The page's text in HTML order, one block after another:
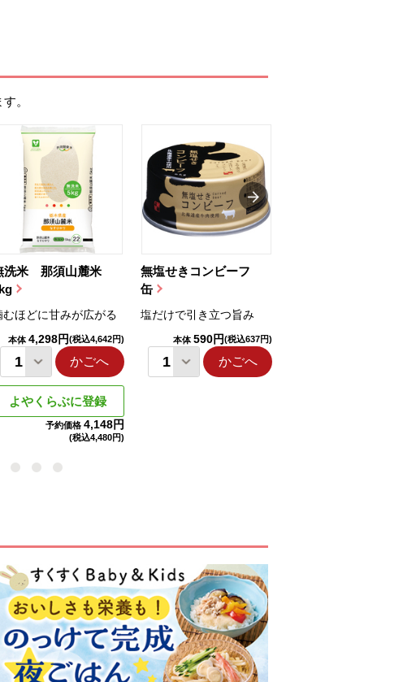
。
洗米 那須山麓米
むほどに甘みが広がる
本体 4,298円(税込4,642円)
かごへ
よやくらぶに登録
予約価格 4,148円
(税込4,480円)
無塩せきコンビーフ
缶
塩だけで引き立つ旨み
本体 590円(税込637円)
かごへ